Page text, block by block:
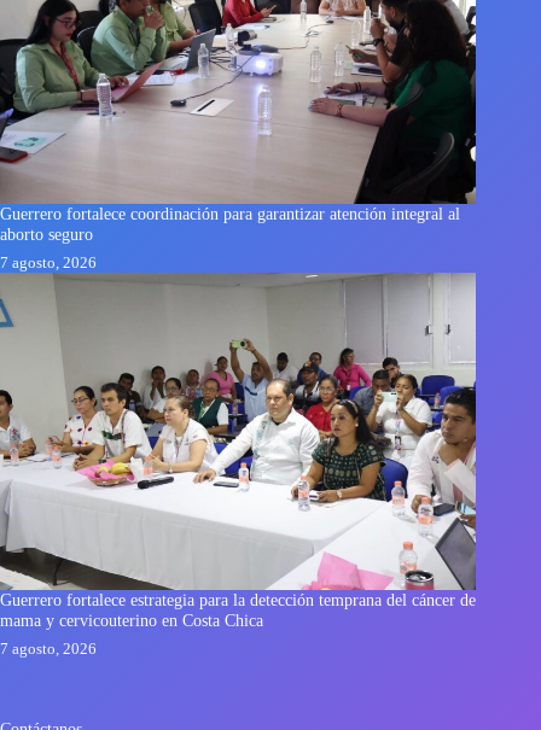
Guerrero fortalece coordinación para garantizar atención integral al
aborto seguro
7 agosto, 2026
Guerrero fortalece estrategia para la detección temprana del cáncer de
mama y cervicouterino en Costa Chica
7 agosto, 2026